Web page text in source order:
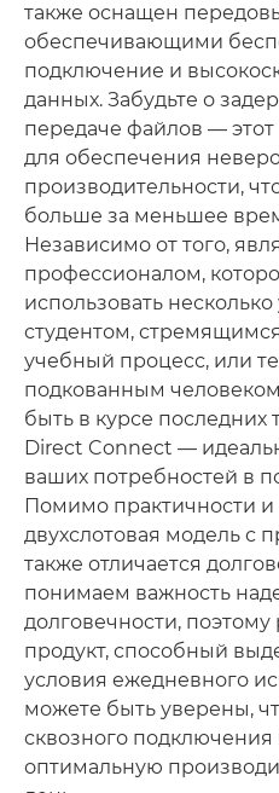
также оснащен
обеспечивающими
подключение и
данных. Забудьте о
передаче файлов — этот
для обеспечения
производительности,
больше за меньшее
Независимо от того,
профессионалом,
использовать
студентом,
учебный процесс, или
подкованным
быть в курсе последних
Direct Connect —
ваших потребностей в
Помимо практичности
двухслотовая модель
также отличается
понимаем важность
долговечности, поэтому
продукт, способный
условия ежедневного
можете быть уверены,
сквозного подключения
оптимальную